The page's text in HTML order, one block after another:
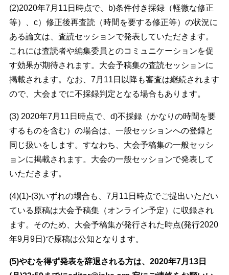
(2)2020年7月11日時点で、b)条件付き採録（軽微な修正
等）、c）修正後再査読（時間を要する修正等）の状況に
ある論文は、査読セッションで発表していただきます。
これには査読者や編集委員とのコミュニケーションを促
す効果が期待されます。大会予稿集の査読セッションに
掲載されます。なお、7月11日以降も審査は継続されます
ので、大会までに不採録判定となる場合もあります。
(3) 2020年7月11日時点で、d)不採録（かなりの時間を要
するものを含む）の場合は、一般セッションへの登録と
同じ扱いをします。すなわち、大会予稿集の一般セッシ
ョンに掲載されます。大会の一般セッションで発表して
いただきます。
(4)(1)-(3)いずれの場合も、7月11日時点でご提出いただい
ている原稿は大会予稿集（オンライン予定）に収録され
ます。そのため、大会予稿集が発行された時点(発行2020
年9月9日)で原稿は公知となります。
(5)やむを得ず発表を辞退される方は、2020年7月13日